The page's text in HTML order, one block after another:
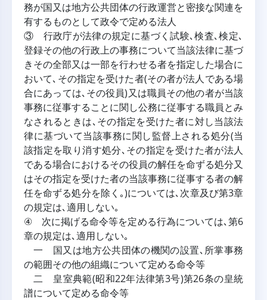
務が国又は地方公共団体の行政運営と密接な関連を
有するものとして政令で定める法人
③ 行政庁が法律の規定に基づく試験､検査､検定､
登録その他の行政上の事務について当該法律に基づ
きその全部又は一部を行わせる者を指定した場合に
おいて､その指定を受けた者(その者が法人である場
合にあっては､その役員)又は職員その他の者が当該
事務に従事することに関し公務に従事する職員とみ
なされるときは､その指定を受けた者に対し当該法
律に基づいて当該事務に関し監督上される処分(当
該指定を取り消す処分､その指定を受けた者が法人
である場合におけるその役員の解任を命ずる処分又
はその指定を受けた者の当該事務に従事する者の解
任を命ずる処分を除く｡)については､次章及び第3章
の規定は､適用しない｡
④ 次に掲げる命令等を定める行為については､第6
章の規定は､適用しない｡
一 国又は地方公共団体の機関の設置､所掌事務
の範囲その他の組織について定める命令等
二 皇室典範(昭和22年法律第3号)第26条の皇統
譜について定める命令等